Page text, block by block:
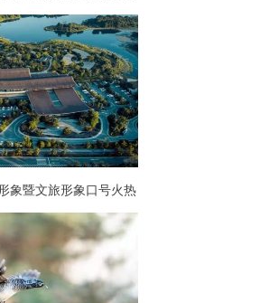
开幕
象暨文旅形象口号火热
中